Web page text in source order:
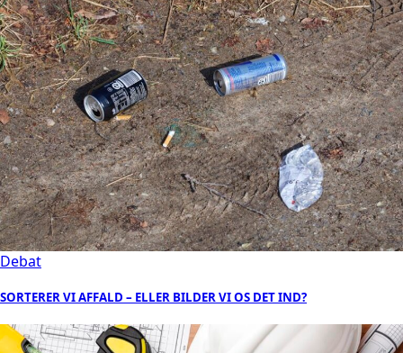
Debat
SORTERER VI AFFALD – ELLER BILDER VI OS DET IND?